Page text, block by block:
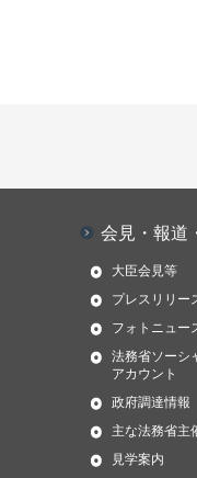
会見・報道
大臣会見等
プレスリリー
フォトニュー
法務省ソーシ
アカウント
政府調達情報
主な法務省主
見学案内